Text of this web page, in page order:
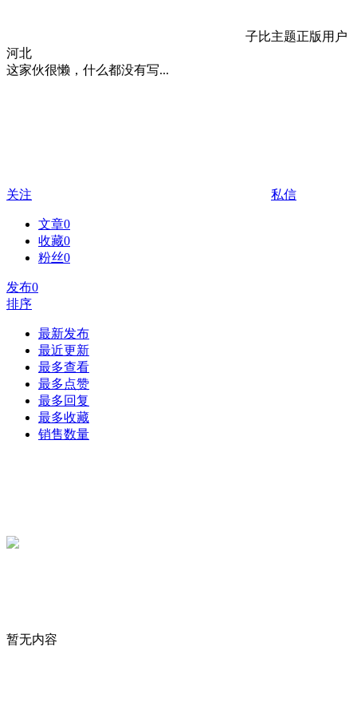
子比主题正版用户
河北
这家伙很懒，什么都没有写...
关注 私信
文章0
收藏0
粉丝0
发布0
排序
最新发布
最近更新
最多查看
最多点赞
最多回复
最多收藏
销售数量
暂无内容